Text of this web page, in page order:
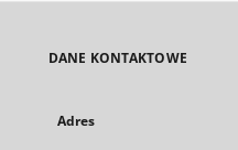
DANE KONTAKTOWE
Adres